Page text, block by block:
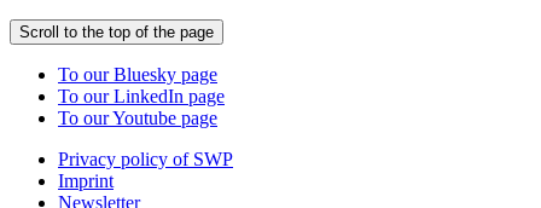
Scroll to the top of the page
To our Bluesky page
To our LinkedIn page
To our Youtube page
Privacy policy of SWP
Imprint
Newsletter